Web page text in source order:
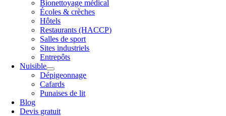
Bionettoyage médical
Écoles & crèches
Hôtels
Restaurants (HACCP)
Salles de sport
Sites industriels
Entrepôts
Nuisible
Dépigeonnage
Cafards
Punaises de lit
Blog
Devis gratuit